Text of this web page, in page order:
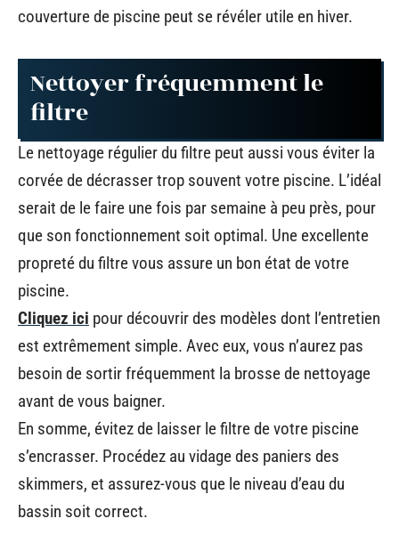
couverture de piscine peut se révéler utile en hiver.
Nettoyer fréquemment le
filtre
Le nettoyage régulier du filtre peut aussi vous éviter la
corvée de décrasser trop souvent votre piscine. L’idéal
serait de le faire une fois par semaine à peu près, pour
que son fonctionnement soit optimal. Une excellente
propreté du filtre vous assure un bon état de votre
piscine.
Cliquez ici pour découvrir des modèles dont l’entretien
est extrêmement simple. Avec eux, vous n’aurez pas
besoin de sortir fréquemment la brosse de nettoyage
avant de vous baigner.
En somme, évitez de laisser le filtre de votre piscine
s’encrasser. Procédez au vidage des paniers des
skimmers, et assurez-vous que le niveau d’eau du
bassin soit correct.